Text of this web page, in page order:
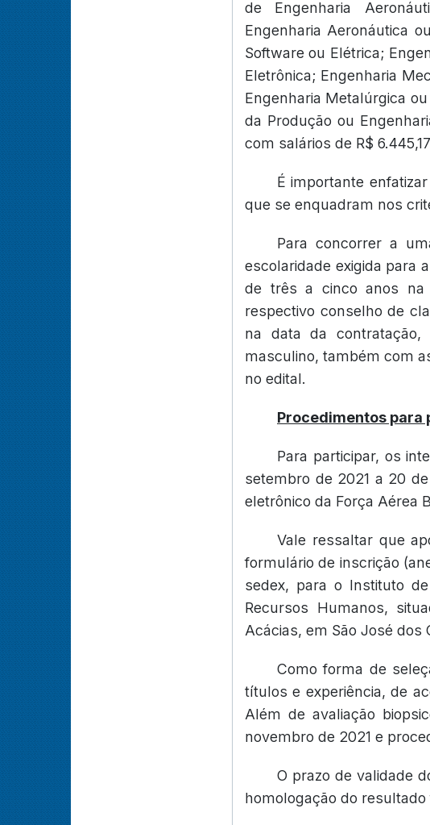
de Engenharia
Engenharia Aeronáutica
Software ou Elétrica;
Eletrônica; Engenharia
Engenharia Metalúrgica
da Produção ou
com salários de R$
É importante
que se enquadram nos
Para concorrer a
escolaridade exigida para
de três a cinco anos na
respectivo conselho de
na data da
masculino, também com
no edital.
Procedimentos para
Para participar, os
setembro de 2021 a 20
eletrônico da Força Aérea
Vale ressaltar que
formulário de inscrição
sedex, para o Instituto
Recursos Humanos,
Acácias, em São José dos
Como forma de
títulos e experiência, de
Além de avaliação
novembro de 2021 e
O prazo de validade
homologação do